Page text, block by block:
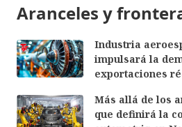
Aranceles y
Industria
impulsará la
exportaciones
Más allá de los
que definirá la